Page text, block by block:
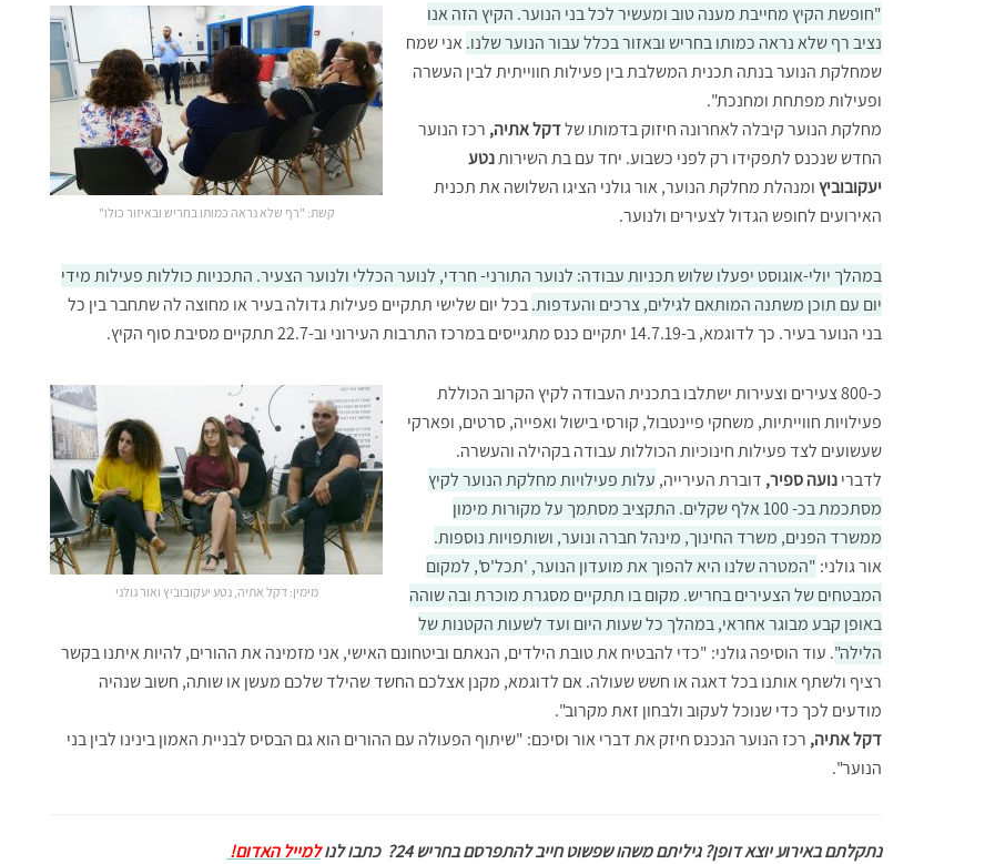
קשת: "רף שלא נראה כמותו בחריש ובאיזור כולו"
"חופשת הקיץ מחייבת מענה טוב ומעשיר לכל בני הנוער. הקיץ הזה אנו
נציב רף שלא נראה כמותו בחריש ובאזור בכלל עבור הנוער שלנו. אני שמח
שמחלקת הנוער בנתה תכנית המשלבת בין פעילות חווייתית לבין העשרה
ופעילות מפתחת ומחנכת".
מחלקת הנוער קיבלה לאחרונה חיזוק בדמותו שלדקל אתיה, רכז הנוער
החדש שנכנס לתפקידו רק לפני כשבוע. יחד עם בת השירותנטע
יעקובוביץומנהלת מחלקת הנוער, אור גולני הציגו השלושה את תכנית
האירועים לחופש הגדול לצעירים ולנוער.
במהלך יולי-אוגוסט יפעלו שלוש תכניות עבודה: לנוער התורני- חרדי, לנוער הכללי ולנוער הצעיר. התכניות כוללות פעילות מידי
יום עם תוכן משתנה המותאם לגילים, צרכים והעדפות.בכל יום שלישי תתקיים פעילות גדולה בעיר או מחוצה לה שתחבר בין כל
בני הנוער בעיר. כך לדוגמא, ב-14.7.19 יתקיים כנס מתגייסים במרכז התרבות העירוני וב-22.7 תתקיים מסיבת סוף הקיץ.
מימין: דקל אתיה, נטע יעקובוביץ ואור גולני
כ-800 צעירים וצעירות ישתלבו בתכנית העבודה לקיץ הקרוב הכוללת
פעילויות חווייתיות, משחקי פיינטבול, קורסי בישול ואפייה, סרטים, ופארקי
שעשועים לצד פעילות חינוכיות הכוללות עבודה בקהילה והעשרה.
לדברינועה ספיר, דוברת העירייה, עלות פעילויות מחלקת הנוער לקיץ
מסתכמת בכ- 100 אלף שקלים. התקציב מסתמך על מקורות מימון
ממשרד הפנים, משרד החינוך, מינהל חברה ונוער, ושותפויות נוספות.
אור גולני: "המטרה שלנו היא להפוך את מועדון הנוער, 'תכל'ס', למקום
המבטחים של הצעירים בחריש. מקום בו תתקיים מסגרת מוכרת ובה שוהה
באופן קבע מבוגר אחראי, במהלך כל שעות היום ועד לשעות הקטנות של
הלילה". עוד הוסיפה גולני: "כדי להבטיח את טובת הילדים, הנאתם וביטחונם האישי, אני מזמינה את ההורים, להיות איתנו בקשר
רציף ולשתף אותנו בכל דאגה או חשש שעולה. אם לדוגמא, מקנן אצלכם החשד שהילד שלכם מעשן או שותה, חשוב שנהיה
מודעים לכך כדי שנוכל לעקוב ולבחון זאת מקרוב".
דקל אתיה, רכז הנוער הנכנס חיזק את דברי אור וסיכם: "שיתוף הפעולה עם ההורים הוא גם הבסיס לבניית האמון בינינו לבין בני
הנוער".
נתקלתם באירוע יוצא דופן? גיליתם משהו שפשוט חייב להתפרסם בחריש 24? כתבו לנולמייל האדום!